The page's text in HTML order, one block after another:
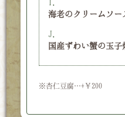
I.
海老のクリームソー
J.
国産ずわい蟹の玉子
※杏仁豆腐…+￥200